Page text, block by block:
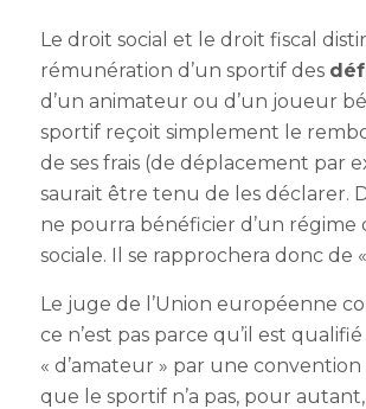
Le droit social et le droit fiscal
rémunération d’un sportif des
d’un animateur ou d’un joueur
sportif reçoit simplement le
de ses frais (de déplacement par
saurait être tenu de les déclarer.
ne pourra bénéficier d’un régime
sociale. Il se rapprochera donc de
Le juge de l’Union européenne
ce n’est pas parce qu’il est qualifié
« d’amateur » par une
que le sportif n’a pas, pour autant,